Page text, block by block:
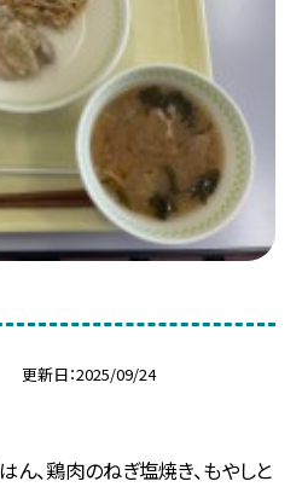
更新日 2025/09/24
ん、鶏肉のねぎ塩焼き、もやしと